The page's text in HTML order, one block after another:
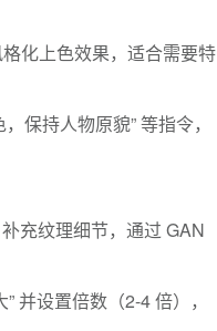
化上色效果，适合需要特
保持人物原貌” 等指令，
充纹理细节，通过 GAN
并设置倍数（2-4 倍），